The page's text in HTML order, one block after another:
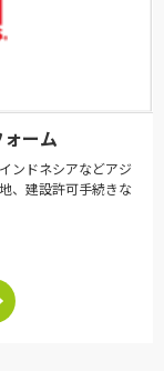
ーム
ンドネシアなどアジ
、建設許可手続きな